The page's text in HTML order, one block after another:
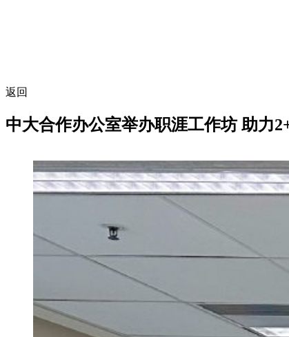
返回
中大合作办公室举办职涯工作坊 助力